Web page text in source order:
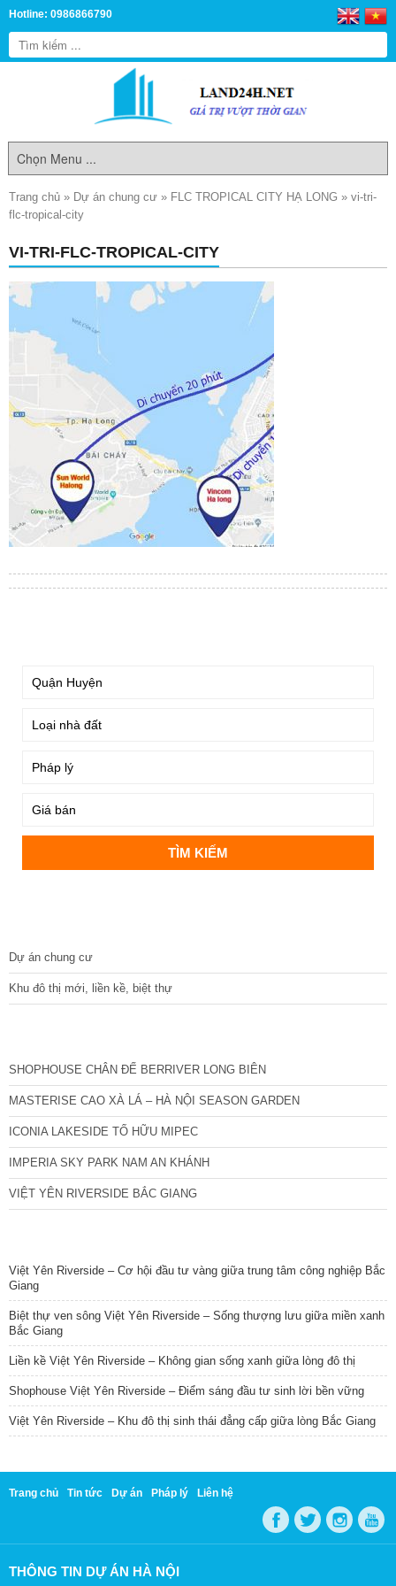
Hotline: 0986866790
Trang chủ » Dự án chung cư » FLC TROPICAL CITY HẠ LONG » vi-tri-
flc-tropical-city
VI-TRI-FLC-TROPICAL-CITY
Dự án chung cư
Khu đô thị mới, liền kề, biệt thự
SHOPHOUSE CHÂN ĐẾ BERRIVER LONG BIÊN
MASTERISE CAO XÀ LÁ – HÀ NỘI SEASON GARDEN
ICONIA LAKESIDE TỐ HỮU MIPEC
IMPERIA SKY PARK NAM AN KHÁNH
VIỆT YÊN RIVERSIDE BẮC GIANG
Việt Yên Riverside – Cơ hội đầu tư vàng giữa trung tâm công nghiệp Bắc
Giang
Biệt thự ven sông Việt Yên Riverside – Sống thượng lưu giữa miền xanh
Bắc Giang
Liền kề Việt Yên Riverside – Không gian sống xanh giữa lòng đô thị
Shophouse Việt Yên Riverside – Điểm sáng đầu tư sinh lời bền vững
Việt Yên Riverside – Khu đô thị sinh thái đẳng cấp giữa lòng Bắc Giang
Trang chủ Tin tức Dự án Pháp lý Liên hệ
THÔNG TIN DỰ ÁN HÀ NỘI